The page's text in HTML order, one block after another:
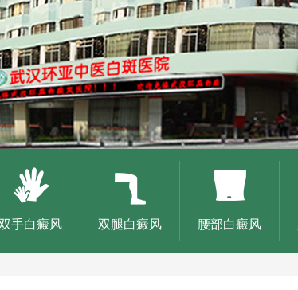
手白癜风 双腿白癜风 腰部白癜风